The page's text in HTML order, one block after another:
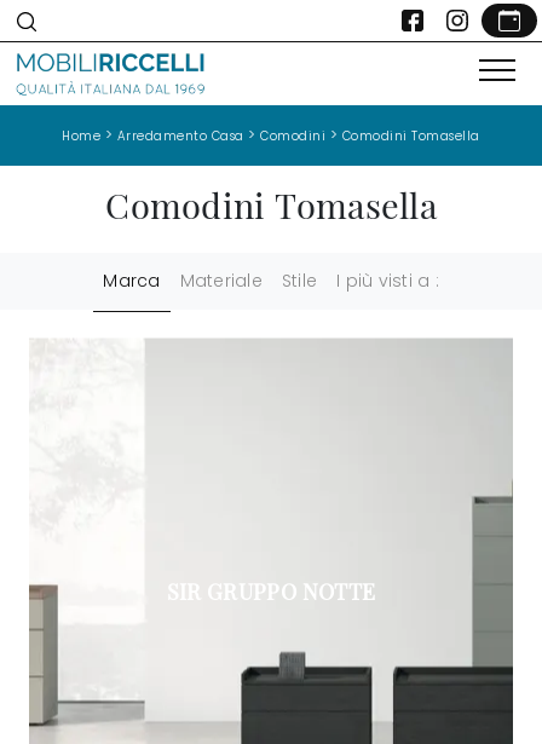
Home > Arredamento Casa >Comodini > Comodini Tomasella
Comodini Tomasella
Marca Materiale Stile I più visti a :
SIR GRUPPO NOTTE